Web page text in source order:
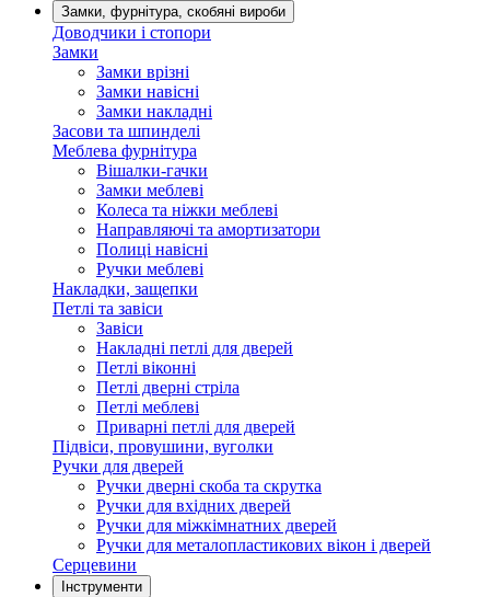
Замки, фурнітура, скобяні вироби
Доводчики і стопори
Замки
Замки врізні
Замки навісні
Замки накладні
Засови та шпинделі
Меблева фурнітура
Вішалки-гачки
Замки меблеві
Колеса та ніжки меблеві
Направляючі та амортизатори
Полиці навісні
Ручки меблеві
Накладки, защепки
Петлі та завіси
Завіси
Накладні петлі для дверей
Петлі віконні
Петлі дверні стріла
Петлі меблеві
Приварні петлі для дверей
Підвіси, провушини, вуголки
Ручки для дверей
Ручки дверні скоба та скрутка
Ручки для вхідних дверей
Ручки для міжкімнатних дверей
Ручки для металопластикових вікон і дверей
Серцевини
Інструменти